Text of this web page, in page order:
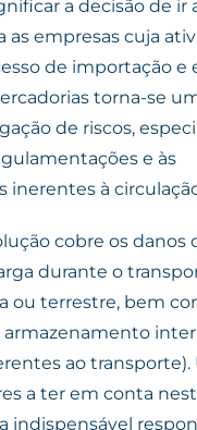
a decisão de ir
as empresas cuja
de importação e
torna-se
de riscos,
e às
inerentes à
cobre os danos
durante o
ou terrestre, bem
armazenamento
ao transporte).
a ter em conta
indispensável